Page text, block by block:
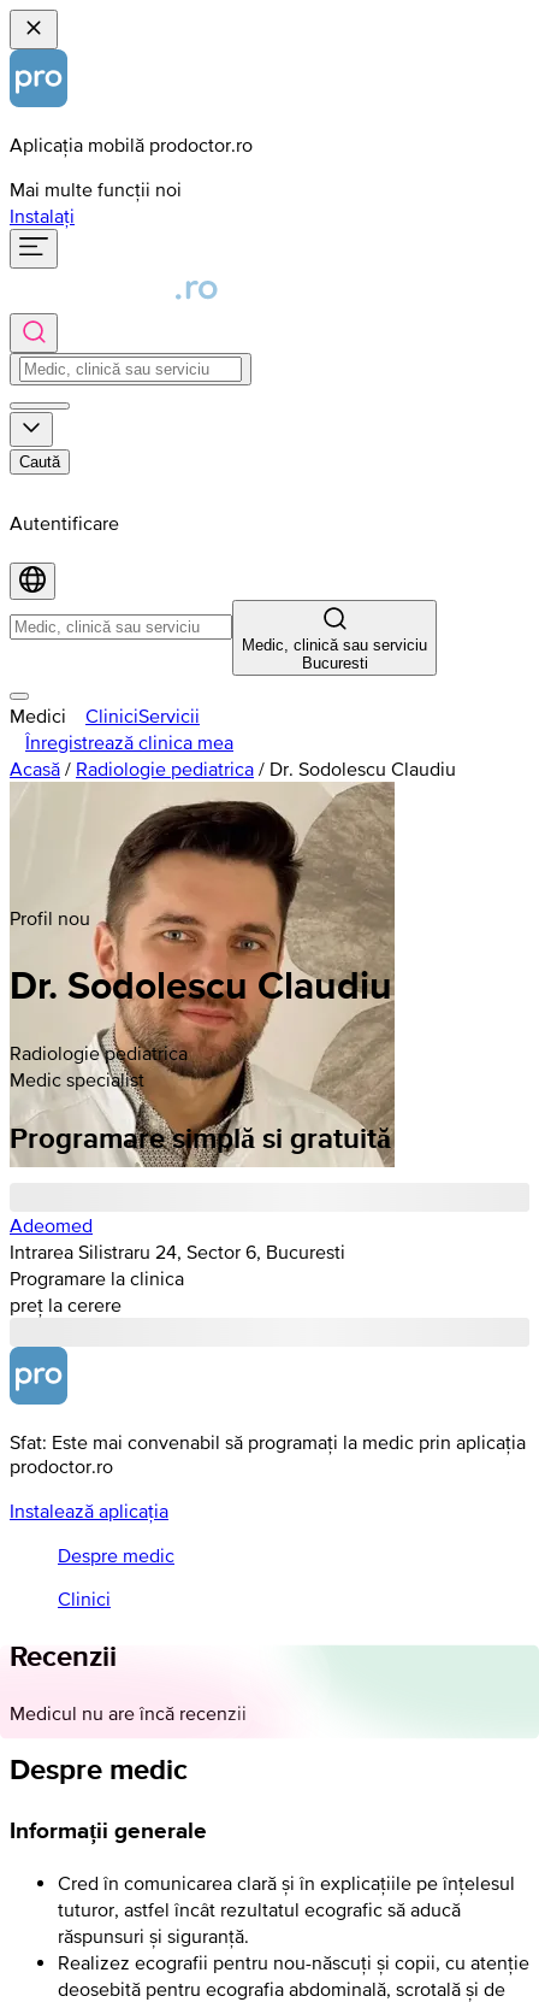
Aplicația mobilă prodoctor.ro
Mai multe funcții noi
Instalați
Caută
Autentificare
Medic, clinică sau serviciu
Bucuresti
Medici CliniciServicii
Înregistrează clinica mea
Acasă / Radiologie pediatrica / Dr. Sodolescu Claudiu
Profil nou
Dr. Sodolescu Claudiu
Radiologie pediatrica
Medic specialist
Programare simplă si gratuită
Adeomed
Intrarea Silistraru 24, Sector 6, Bucuresti
Programare la clinica
preț la cerere
Sfat: Este mai convenabil să programați la medic prin aplicația
prodoctor.ro
Instalează aplicația
Despre medic
Clinici
Recenzii
Medicul nu are încă recenzii
Despre medic
Informații generale
Cred în comunicarea clară și în explicațiile pe înțelesul
tuturor, astfel încât rezultatul ecografic să aducă
răspunsuri și siguranță.
Realizez ecografii pentru nou-născuți și copii, cu atenție
deosebită pentru ecografia abdominală, scrotală și de